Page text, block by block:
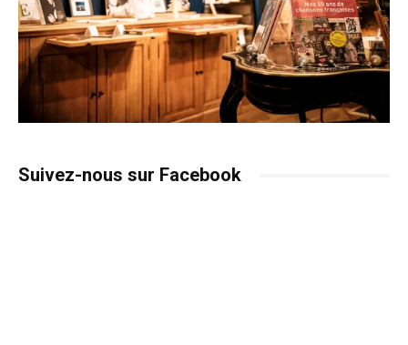
Suivez-nous sur Facebook